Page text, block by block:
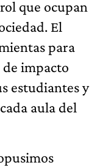
que ocupan
El
para
impacto
estudiantes y
aula del